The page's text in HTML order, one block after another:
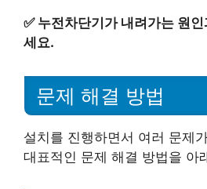
✅ 누전차단기가 내려가는 원
세요.
문제 해결 방법
설치를 진행하면서 여러 문제
대표적인 문제 해결 방법을 아